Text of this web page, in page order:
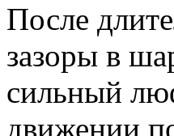
После
зазоры в
сильный
движении